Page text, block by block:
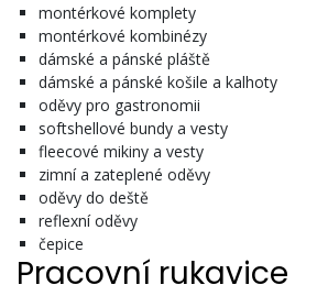
montérkové komplety
montérkové kombinézy
dámské a pánské pláště
dámské a pánské košile a kalhoty
oděvy pro gastronomii
softshellové bundy a vesty
fleecové mikiny a vesty
zimní a zateplené oděvy
oděvy do deště
reflexní oděvy
čepice
Pracovní rukavice